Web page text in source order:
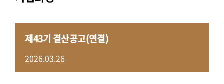
제43기 결산공고(연결)
2026.03.26